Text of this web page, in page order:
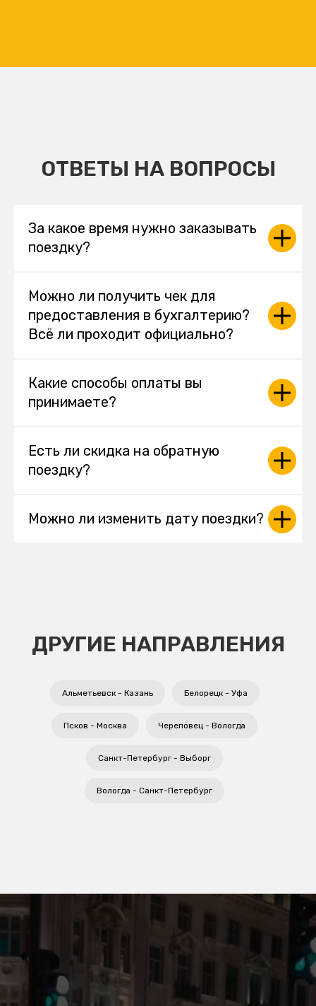
ОТВЕТЫ НА ВОПРОСЫ
За какое время нужно заказывать
поездку?
Можно ли получить чек для
предоставления в бухгалтерию?
Всё ли проходит официально?
Какие способы оплаты вы
принимаете?
Есть ли скидка на обратную
поездку?
Можно ли изменить дату поездки?
ДРУГИЕ НАПРАВЛЕНИЯ
Альметьевск - Казань Белорецк - Уфа
Псков - Москва Череповец - Вологда
Санкт-Петербург - Выборг
Вологда - Санкт-Петербург